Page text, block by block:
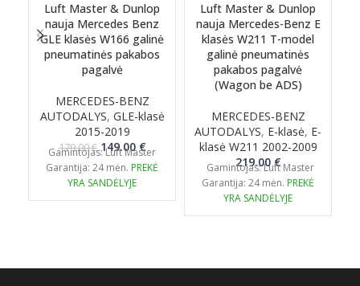
Luft Master & Dunlop
nauja Mercedes Benz
GLE klasės W166 galinė
pneumatinės pakabos
pagalvė
MERCEDES-BENZ
AUTODALYS, GLE-klasė
2015-2019
179.00€ Original
price
was:
179.00 €.
149.00€Current
price
Gamintojas: Luft Master
Garantija: 24 mėn. PREKĖ
YRA SANDĖLYJE
Luft Master & Dunlop
nauja Mercedes-Benz E
klasės W211 T-model
galinė pneumatinės
pakabos pagalvė
(Wagon be ADS)
MERCEDES-BENZ
AUTODALYS, E-klasė, E-
klasė W211 2002-2009
219.00€
Gamintojas: Luft Master
Garantija: 24 mėn. PREKĖ
YRA SANDĖLYJE